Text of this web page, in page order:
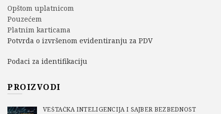
Opštom uplatnicom
Pouzećem
Platnim karticama
Potvrda o izvršenom evidentiranju za PDV
Podaci za identifikaciju
PROIZVODI
VEŠTAČKA INTELIGENCIJA I SAJBER BEZBEDNOST